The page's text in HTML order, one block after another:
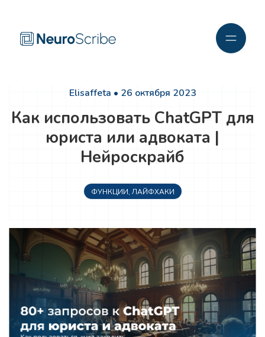
Elisaffeta • 26 октября 2023
Как использовать ChatGPT для
юриста или адвоката |
Нейроскрайб
ФУНКЦИИ, ЛАЙФХАКИ